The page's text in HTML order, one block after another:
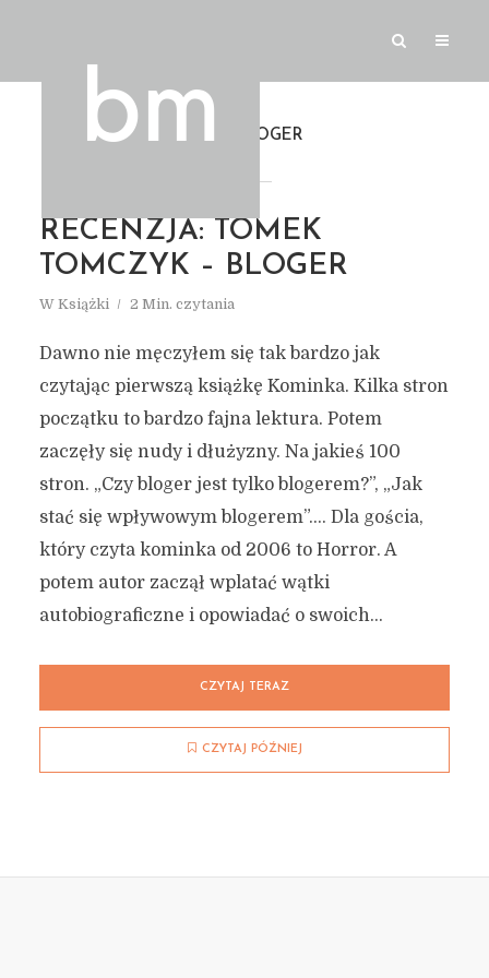
BLOGER
RECENZJA: TOMEK
TOMCZYK – BLOGER
W Książki 2 Min. czytania
Dawno nie męczyłem się tak bardzo jak
czytając pierwszą książkę Kominka. Kilka stron
początku to bardzo fajna lektura. Potem
zaczęły się nudy i dłużyzny. Na jakieś 100
stron. „Czy bloger jest tylko blogerem?”, „Jak
stać się wpływowym blogerem”…. Dla gościa,
który czyta kominka od 2006 to Horror. A
potem autor zaczął wplatać wątki
autobiograficzne i opowiadać o swoich...
CZYTAJ TERAZ
CZYTAJ PÓŹNIEJ